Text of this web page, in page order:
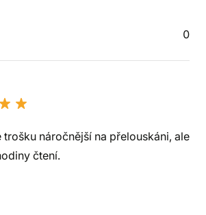
0
náročnější na přelouskáni, ale
čtení.